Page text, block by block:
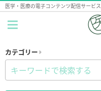
医学・医療の電子コンテンツ配信サービス
カテゴリー